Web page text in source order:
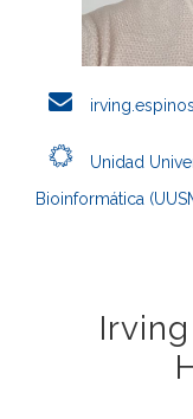
Unidad
Bioinformática